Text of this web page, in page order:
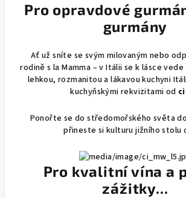
Pro opravdové
gurmány
Ať už sníte se svým milovaným nebo
rodině s la Mamma – v Itálii se k lásce
lehkou, rozmanitou a lákavou kuchyni
kuchyňskými rekvizitami od
Ponořte se do středomořského světa
přineste si kulturu jižního stolu
Pro kvalitní vína a
zážitky...